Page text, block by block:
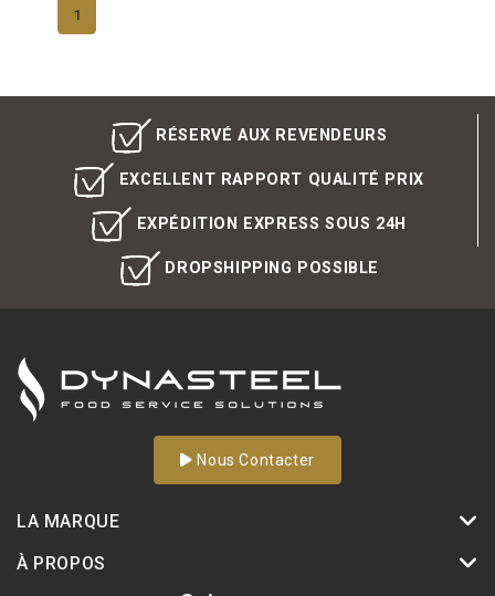
1
RÉSERVÉ AUX REVENDEURS
EXCELLENT RAPPORT QUALITÉ PRIX
EXPÉDITION EXPRESS SOUS 24H
DROPSHIPPING POSSIBLE
Nous Contacter
LA MARQUE
À PROPOS